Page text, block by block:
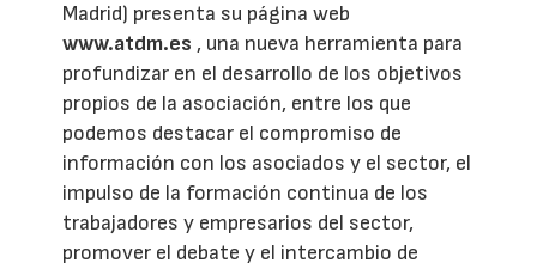
Madrid) presenta su página web
www.atdm.es , una nueva herramienta para
profundizar en el desarrollo de los objetivos
propios de la asociación, entre los que
podemos destacar el compromiso de
información con los asociados y el sector, el
impulso de la formación continua de los
trabajadores y empresarios del sector,
promover el debate y el intercambio de